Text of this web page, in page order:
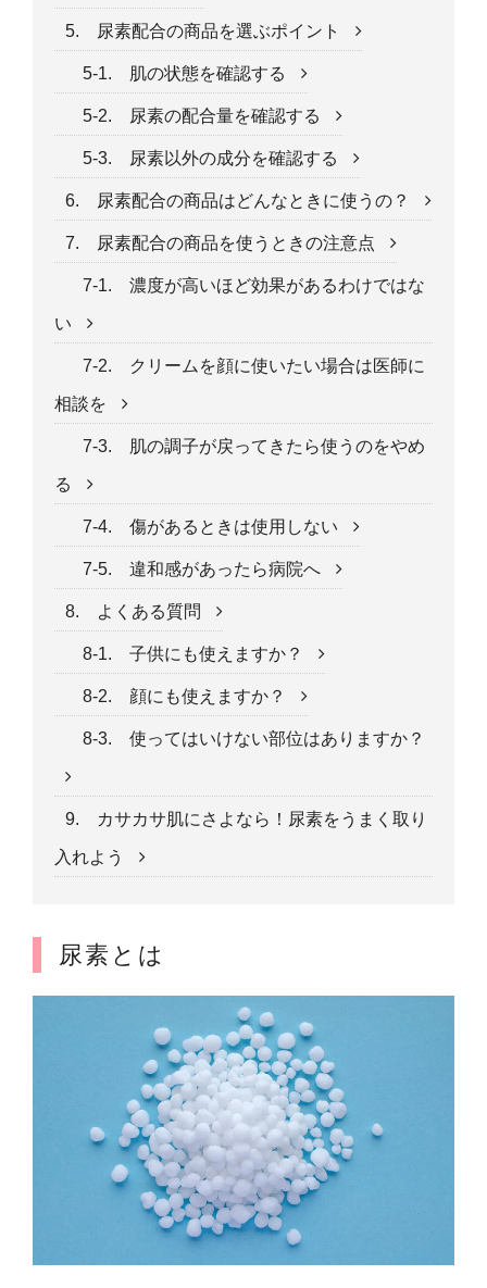
5. 尿素配合の商品を選ぶポイント
5-1. 肌の状態を確認する
5-2. 尿素の配合量を確認する
5-3. 尿素以外の成分を確認する
6. 尿素配合の商品はどんなときに使うの？
7. 尿素配合の商品を使うときの注意点
7-1. 濃度が高いほど効果があるわけではな
い
7-2. クリームを顔に使いたい場合は医師に
相談を
7-3. 肌の調子が戻ってきたら使うのをやめ
る
7-4. 傷があるときは使用しない
7-5. 違和感があったら病院へ
8. よくある質問
8-1. 子供にも使えますか？
8-2. 顔にも使えますか？
8-3. 使ってはいけない部位はありますか？
9. カサカサ肌にさよなら！尿素をうまく取り
入れよう
尿素とは